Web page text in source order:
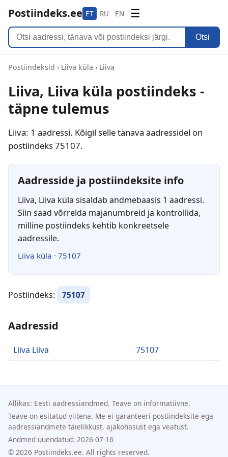
Postiindeks.ee ET RU EN ☰
Otsi
Postiindeksid › Liiva küla › Liiva
Liiva, Liiva küla postiindeks -
täpne tulemus
Liiva: 1 aadressi. Kõigil selle tänava aadressidel on
postiindeks 75107.
Aadresside ja postiindeksite info
Liiva, Liiva küla sisaldab andmebaasis 1 aadressi.
Siin saad võrrelda majanumbreid ja kontrollida,
milline postiindeks kehtib konkreetsele
aadressile.
Liiva küla · 75107
Postiindeks: 75107
Aadressid
Liiva Liiva 75107
Allikas: Eesti aadressiandmed. Teave on informatiivne.
Teave on esitatud viitena. Me ei garanteeri postiindeksite ega
aadressiandmete täielikkust, ajakohasust ega veatust.
Andmed uuendatud: 2026-07-16
© 2026 Postiindeks.ee. All rights reserved.